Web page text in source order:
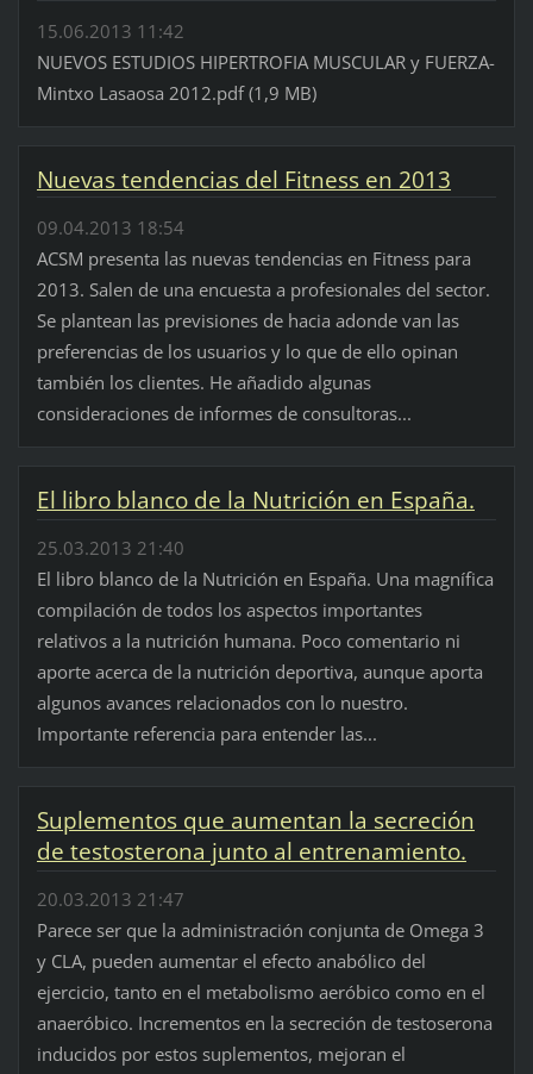
15.06.2013 11:42
NUEVOS ESTUDIOS HIPERTROFIA MUSCULAR y FUERZA-
Mintxo Lasaosa 2012.pdf (1,9 MB)
Nuevas tendencias del Fitness en 2013
09.04.2013 18:54
ACSM presenta las nuevas tendencias en Fitness para
2013. Salen de una encuesta a profesionales del sector.
Se plantean las previsiones de hacia adonde van las
preferencias de los usuarios y lo que de ello opinan
también los clientes. He añadido algunas
consideraciones de informes de consultoras...
El libro blanco de la Nutrición en España.
25.03.2013 21:40
El libro blanco de la Nutrición en España. Una magnífica
compilación de todos los aspectos importantes
relativos a la nutrición humana. Poco comentario ni
aporte acerca de la nutrición deportiva, aunque aporta
algunos avances relacionados con lo nuestro.
Importante referencia para entender las...
Suplementos que aumentan la secreción
de testosterona junto al entrenamiento.
20.03.2013 21:47
Parece ser que la administración conjunta de Omega 3
y CLA, pueden aumentar el efecto anabólico del
ejercicio, tanto en el metabolismo aeróbico como en el
anaeróbico. Incrementos en la secreción de testoserona
inducidos por estos suplementos, mejoran el